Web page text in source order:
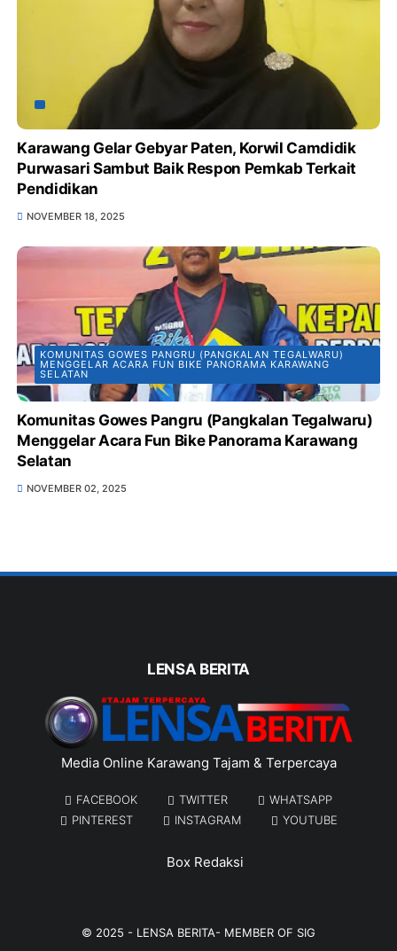
Karawang Gelar Gebyar Paten, Korwil Camdidik
Purwasari Sambut Baik Respon Pemkab Terkait
Pendidikan
NOVEMBER 18, 2025
KOMUNITAS GOWES PANGRU (PANGKALAN TEGALWARU)
MENGGELAR ACARA FUN BIKE PANORAMA KARAWANG
SELATAN
Komunitas Gowes Pangru (Pangkalan Tegalwaru)
Menggelar Acara Fun Bike Panorama Karawang
Selatan
NOVEMBER 02, 2025
LENSA BERITA
Media Online Karawang Tajam & Terpercaya
FACEBOOK TWITTER
WHATSAPP
PINTEREST
INSTAGRAM YOUTUBE
Box Redaksi
© 2025 - LENSA BERITA- MEMBER OF SIG